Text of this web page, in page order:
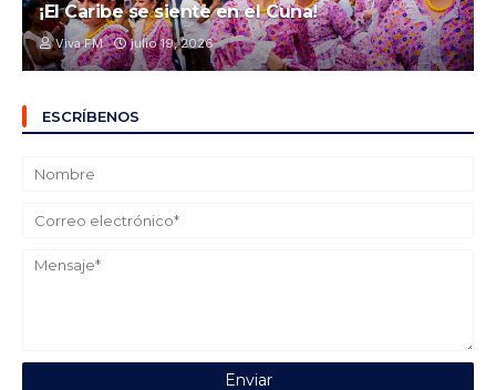
¡El Caribe se siente en el Cuna!
Viva FM julio 19, 2026
ESCRÍBENOS